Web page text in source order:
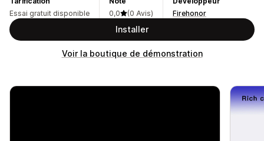
Essai gratuit disponible
0,0
(0 Avis)
Firehonor
Installer
Voir la boutique de démonstration